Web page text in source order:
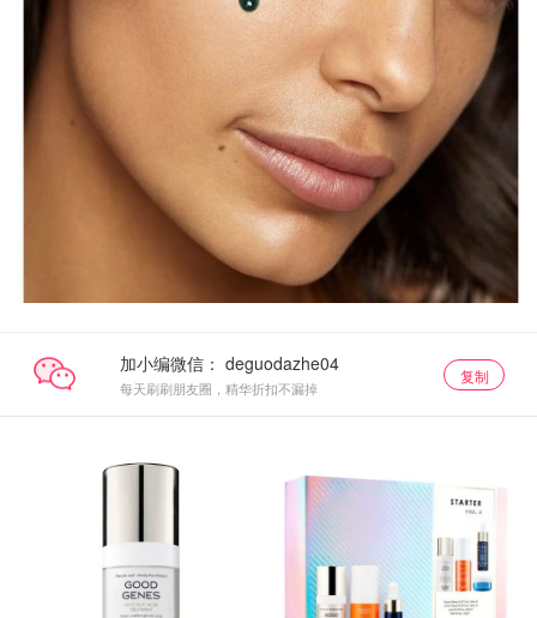
加小编微信：
每天刷刷朋友圈，精华折扣不漏掉
复制